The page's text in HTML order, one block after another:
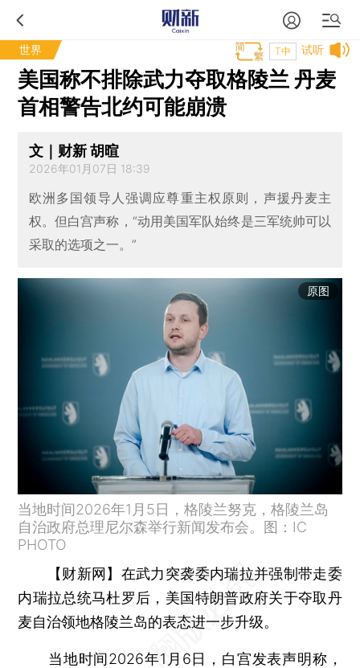
世界 试听
T中
美国称不排除武力夺取格陵兰 丹麦
首相警告北约可能崩溃
文｜财新 胡暄
2026年01月07日 18:39
欧洲多国领导人强调应尊重主权原则，声援丹麦主
权。但白宫声称，“动用美国军队始终是三军统帅可以
采取的选项之一。”
原图
当地时间2026年1月5日，格陵兰努克，格陵兰岛
自治政府总理尼尔森举行新闻发布会。图：IC
PHOTO
【财新网】 在武力突袭委内瑞拉并强制带走委
内瑞拉总统马杜罗后，美国特朗普政府关于夺取丹
麦自治领地格陵兰岛的表态进一步升级。
当地时间2026年1月6日，白宫发表声明称，